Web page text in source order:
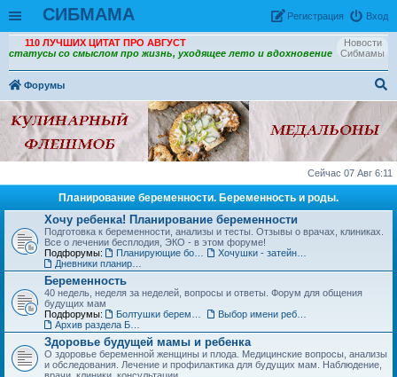
СИБМАМА Вход
Рeгиcтpaция
Новости
Сибмамы
110 ЛУЧШИХ ЦИТАТ ПРО АВГУСТ
статусы со смыслом про жизнь, уходящее лето и вдохновение
Форумы
ск
Сейчас 07 Авг 6:11
Планирование беременности. Беременность и роды.
Хочу ребенка! Планирование беременности
Подготовка к беременности, анализы и тесты. Отзывы о врачах, клиниках.
Все о лечении бесплодия, ЭКО - в этом форуме!
Подфорумы:
Беременность
40 недель, неделя за неделей, вопросы и ответы. Форум для общения
будущих мам
Подфорумы:
Здоровье будущей мамы и ребенка
О здоровье беременной женщины и плода. Медицинские вопросы, анализы
и обследования. Лечение и профилактика для будущих мам. Наблюдение,